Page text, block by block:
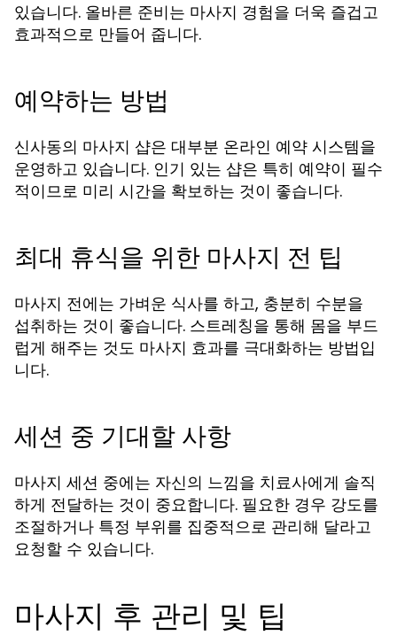
있습니다. 올바른 준비는 마사지 경험을 더욱 즐겁고
효과적으로 만들어 줍니다.
예약하는 방법
신사동의 마사지 샵은 대부분 온라인 예약 시스템을
운영하고 있습니다. 인기 있는 샵은 특히 예약이 필수
적이므로 미리 시간을 확보하는 것이 좋습니다.
최대 휴식을 위한 마사지 전 팁
마사지 전에는 가벼운 식사를 하고, 충분히 수분을
섭취하는 것이 좋습니다. 스트레칭을 통해 몸을 부드
럽게 해주는 것도 마사지 효과를 극대화하는 방법입
니다.
세션 중 기대할 사항
마사지 세션 중에는 자신의 느낌을 치료사에게 솔직
하게 전달하는 것이 중요합니다. 필요한 경우 강도를
조절하거나 특정 부위를 집중적으로 관리해 달라고
요청할 수 있습니다.
마사지 후 관리 및 팁